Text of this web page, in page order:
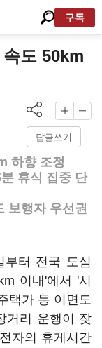
구독
도 50km
답글쓰기
하향 조정
휴식 집중 단
보행자 우선권
부터 전국 도심
이내'에서 '시
택가 등 이면도
거리 운행이 잦
자의 휴게시간